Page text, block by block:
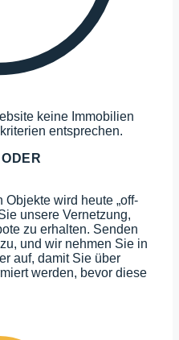
keine Immobilien
entsprechen.
wird heute „off-
unsere Vernetzung,
zu erhalten. Senden
und wir nehmen Sie in
auf, damit Sie über
werden, bevor diese